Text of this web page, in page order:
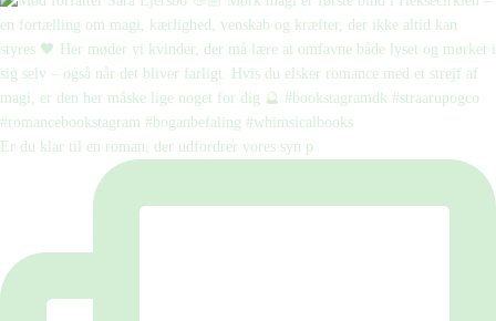
Er du klar til en roman, der udfordrer vores syn p